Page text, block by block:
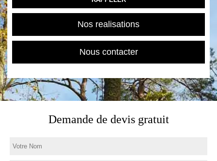
Nos realisations
Nous contacter
Demande de devis gratuit